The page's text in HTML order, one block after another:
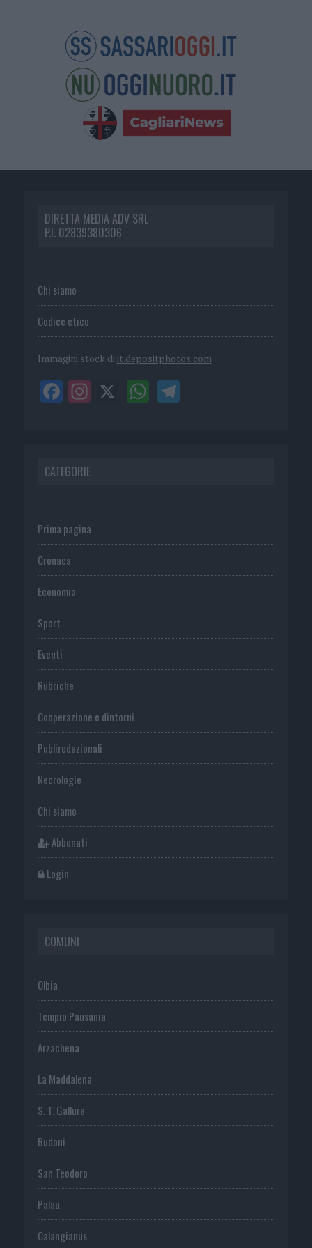
DIRETTA MEDIA ADV SRL
P.I. 02839380306
Chi siamo
Codice etico
Immagini stock di it.depositphotos.com
CATEGORIE
Prima pagina
Cronaca
Economia
Sport
Eventi
Rubriche
Cooperazione e dintorni
Publiredazionali
Necrologie
Chi siamo
Abbonati
Login
COMUNI
Olbia
Tempio Pausania
Arzachena
La Maddalena
S. T. Gallura
Budoni
San Teodoro
Palau
Calangianus